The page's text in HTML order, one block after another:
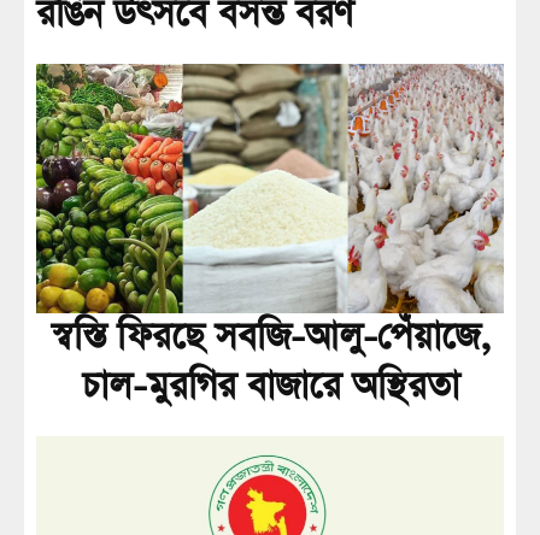
রঙিন উৎসবে বসন্ত বরণ
স্বস্তি ফিরছে সবজি-আলু-পেঁয়াজে,
চাল-মুরগির বাজারে অস্থিরতা